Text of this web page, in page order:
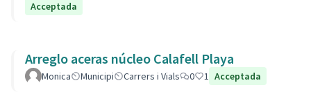
Acceptada
Arreglo aceras núcleo Calafell Playa
Monica Municipi Carrers i Vials 0 1 Acceptada